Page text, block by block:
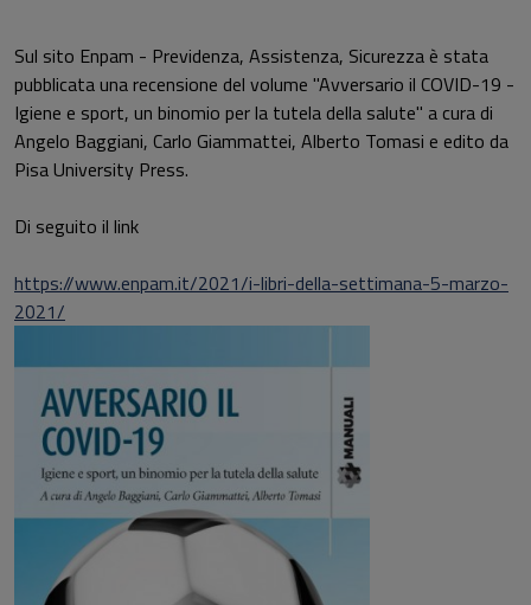
Sul sito Enpam - Previdenza, Assistenza, Sicurezza è stata
pubblicata una recensione del volume "Avversario il COVID-19 -
Igiene e sport, un binomio per la tutela della salute" a cura di
Angelo Baggiani, Carlo Giammattei, Alberto Tomasi e edito da
Pisa University Press.
Di seguito il link
https://www.enpam.it/2021/i-libri-della-settimana-5-marzo-
2021/